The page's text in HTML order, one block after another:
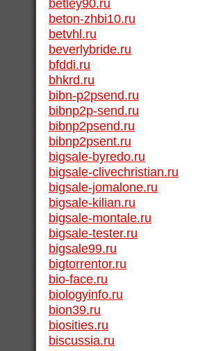
betley90.ru
beton-zhbi10.ru
betvhl.ru
beverlybride.ru
bfddi.ru
bhkrd.ru
bibn-p2psend.ru
bibnp2p-send.ru
bibnp2psend.ru
bibnp2psent.ru
bigsale-byredo.ru
bigsale-clivechristian.ru
bigsale-jomalone.ru
bigsale-kilian.ru
bigsale-montale.ru
bigsale-tester.ru
bigsale99.ru
bigtorrentor.ru
bio-face.ru
biologyinfo.ru
bion39.ru
biosities.ru
biscussia.ru